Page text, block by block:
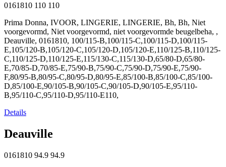
0161810 110 110
Prima Donna, IVOOR, LINGERIE, LINGERIE, Bh, Bh, Niet
voorgevormd, Niet voorgevormd, niet voorgevormde beugelbeha, ,
Deauville, 0161810, 100/115-B,100/115-C,100/115-D,100/115-
E,105/120-B,105/120-C,105/120-D,105/120-E,110/125-B,110/125-
C,110/125-D,110/125-E,115/130-C,115/130-D,65/80-D,65/80-
E,70/85-D,70/85-E,75/90-B,75/90-C,75/90-D,75/90-E,75/90-
F,80/95-B,80/95-C,80/95-D,80/95-E,85/100-B,85/100-C,85/100-
D,85/100-E,90/105-B,90/105-C,90/105-D,90/105-E,95/110-
B,95/110-C,95/110-D,95/110-E110,
Details
Deauville
0161810 94.9 94.9